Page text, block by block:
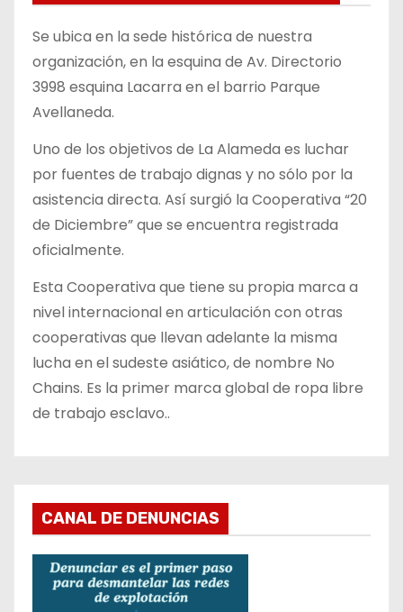
Se ubica en la sede histórica de nuestra
organización, en la esquina de Av. Directorio
3998 esquina Lacarra en el barrio Parque
Avellaneda.
Uno de los objetivos de La Alameda es luchar
por fuentes de trabajo dignas y no sólo por la
asistencia directa. Así surgió la Cooperativa “20
de Diciembre” que se encuentra registrada
oficialmente.
Esta Cooperativa que tiene su propia marca a
nivel internacional en articulación con otras
cooperativas que llevan adelante la misma
lucha en el sudeste asiático, de nombre No
Chains. Es la primer marca global de ropa libre
de trabajo esclavo..
CANAL DE DENUNCIAS